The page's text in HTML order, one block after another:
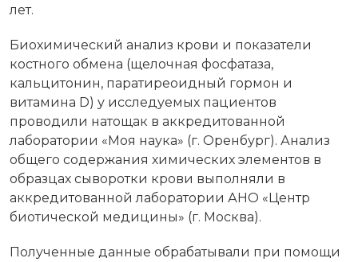
лет.
Биохимический анализ крови и показатели
костного обмена (щелочная фосфатаза,
кальцитонин, паратиреоидный гормон и
витамина D) у исследуемых пациентов
проводили натощак в аккредитованной
лаборатории «Моя наука» (г. Оренбург). Анализ
общего содержания химических элементов в
образцах сыворотки крови выполняли в
аккредитованной лаборатории АНО «Центр
биотической медицины» (г. Москва).
Полученные данные обрабатывали при помощи